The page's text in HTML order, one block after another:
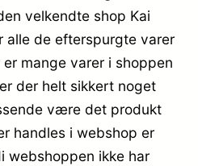
velkendte shop Kai
alle de efterspurgte varer
mange varer i shoppen
der helt sikkert noget
være det produkt
handles i webshop er
webshoppen ikke har